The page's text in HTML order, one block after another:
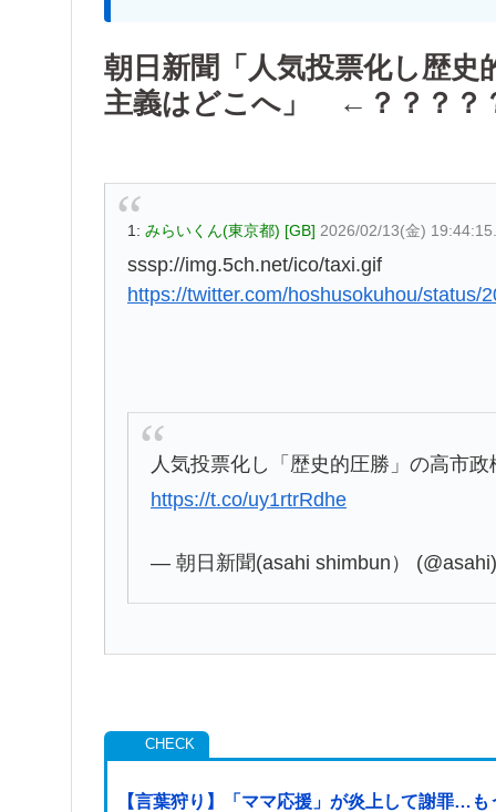
朝日新聞「人気投票化し歴
主義はどこへ」 ←？？？？
1: みらいくん(東京都) [GB] 2026/02/13(金)
sssp://img.5ch.net/ico/taxi.gif
https://twitter.com/hoshusokuhou/status/
人気投票化し「歴史的圧勝」の高市
https://t.co/uy1rtrRdhe
— 朝日新聞(asahi shimbun）
【言葉狩り】「ママ応援」が炎上して謝罪…も